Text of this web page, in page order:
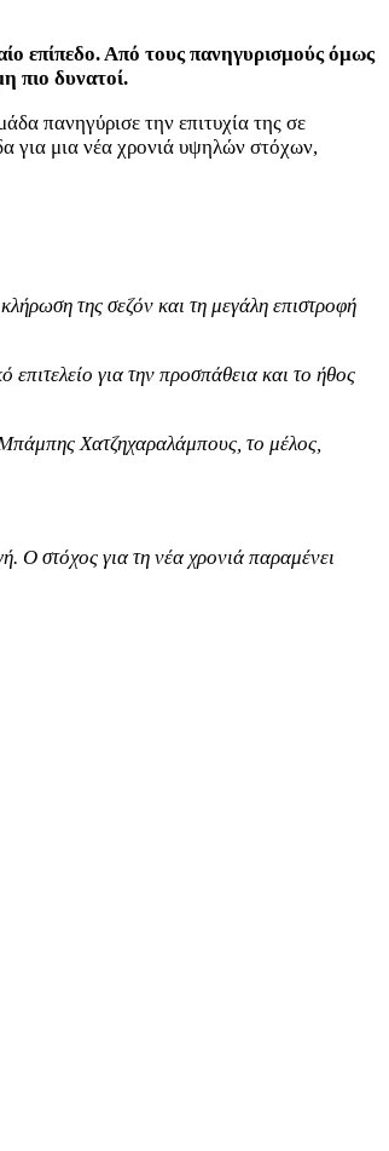
επίπεδο. Από τους πανηγυρισμούς όμως
πιο δυνατοί.
πανηγύρισε την επιτυχία της σε
για μια νέα χρονιά υψηλών στόχων,
της σεζόν και τη μεγάλη επιστροφή
επιτελείο για την προσπάθεια και το ήθος
Χατζηχαραλάμπους, το μέλος,
Ο στόχος για τη νέα χρονιά παραμένει